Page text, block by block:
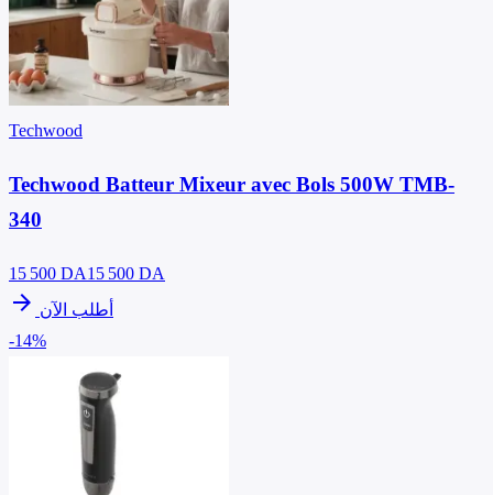
Techwood
Techwood Batteur Mixeur avec Bols 500W TMB-
340
15 500 DA15 500 DA
arrow_forward أطلب الآن
-14%